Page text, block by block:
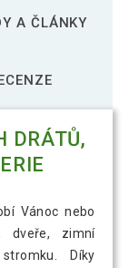
A ČLÁNKY
DRÁTŮ,
Vánoc nebo
dveře, zimní
Díky